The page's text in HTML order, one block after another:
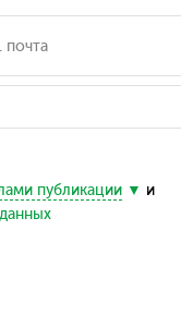
публикации
и